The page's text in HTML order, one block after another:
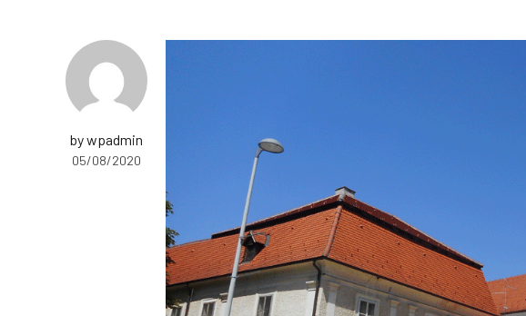
by wpadmin
05/08/2020